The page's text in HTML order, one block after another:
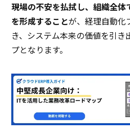
現場の不安を払拭し、組織全
を形成することが、経理自動化
き、システム本来の価値を引き
プとなります。